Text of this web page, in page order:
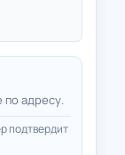
по адресу.
подтвердит